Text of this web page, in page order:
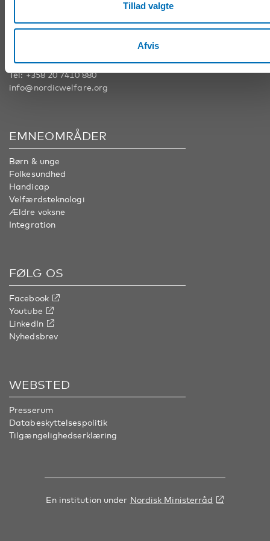
Tillad valgte
Afvis
Tel:+46 8 545 536 00
Nordens Velfærdscenter Finland
Tel:+358 20 7410 880
info@nordicwelfare.org
EMNEOMRÅDER
Børn & unge
Folkesundhed
Handicap
Velfærdsteknologi
Ældre voksne
Integration
FØLG OS
Facebook
Youtube
LinkedIn
Nyhedsbrev
WEBSTED
Presserum
Databeskyttelsespolitik
Tilgængelighedserklæring
En institution under Nordisk Ministerråd